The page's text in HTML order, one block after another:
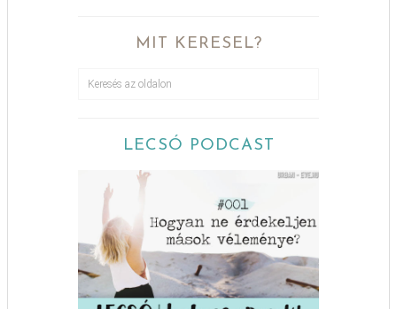
MIT KERESEL?
LECSÓ PODCAST